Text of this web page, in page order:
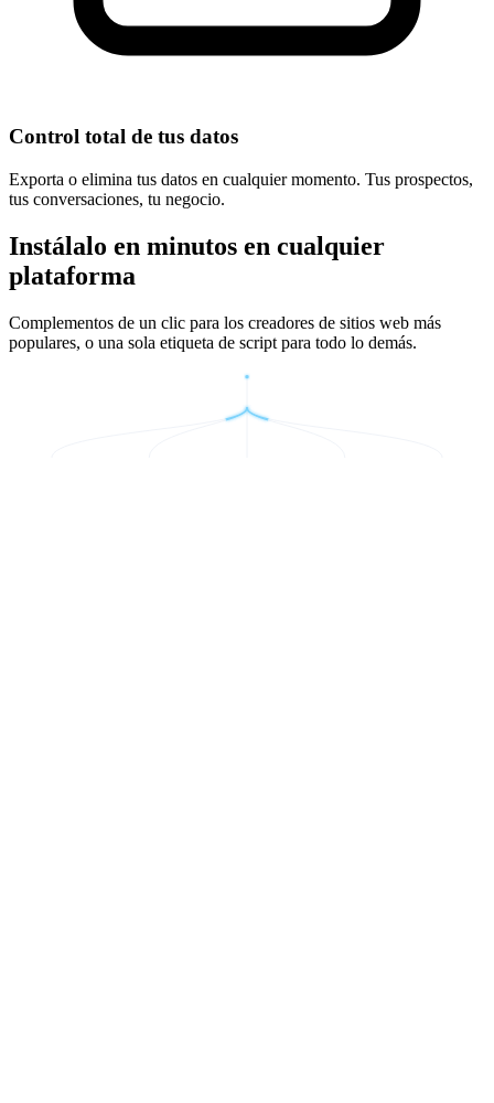
Control total de tus datos
Exporta o elimina tus datos en cualquier momento. Tus prospectos,
tus conversaciones, tu negocio.
Instálalo en minutos en cualquier
plataforma
Complementos de un clic para los creadores de sitios web más
populares, o una sola etiqueta de script para todo lo demás.